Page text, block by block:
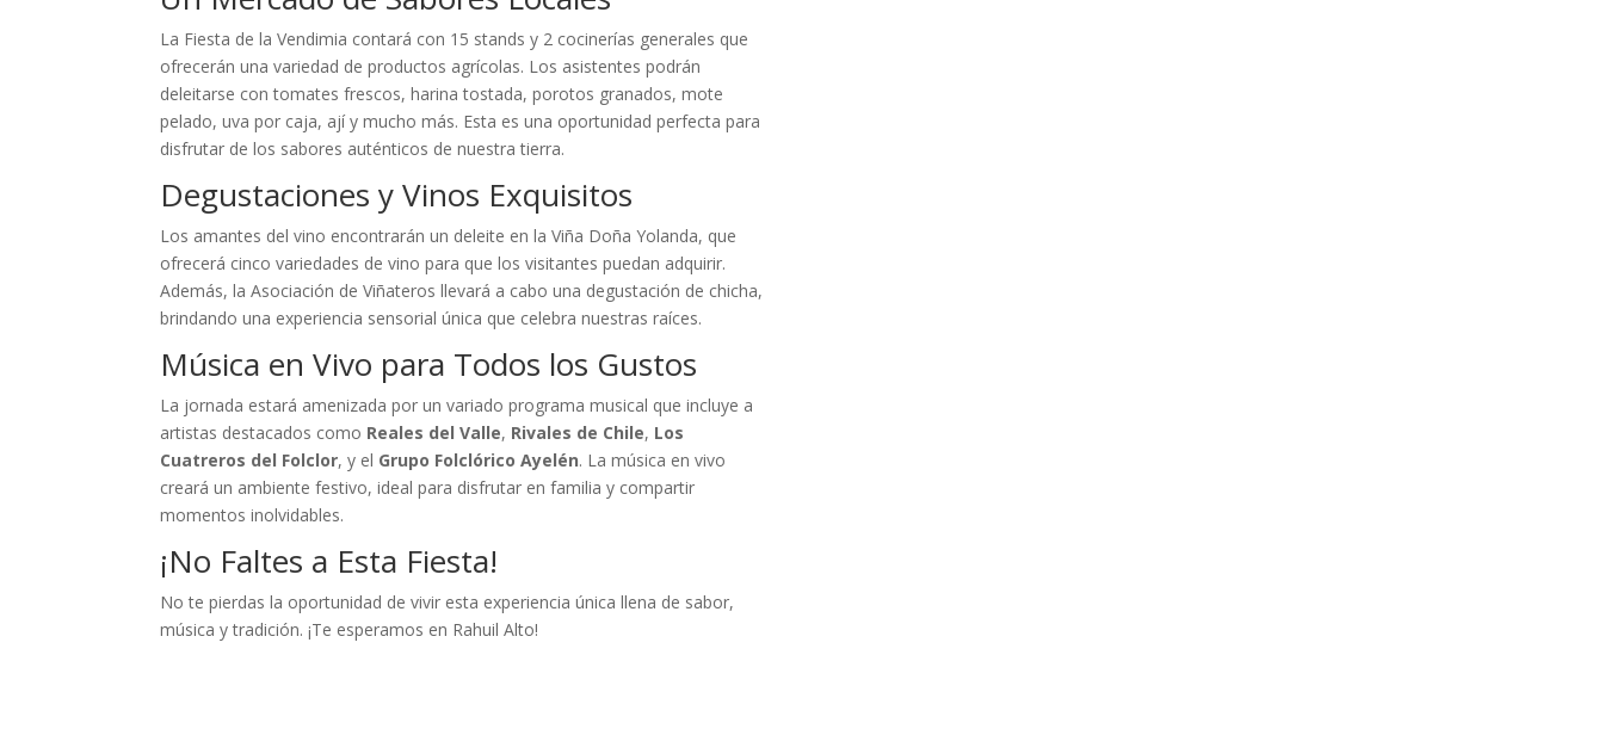
La Fiesta de la Vendimia contará con 15 stands y 2 cocinerías generales que
ofrecerán una variedad de productos agrícolas. Los asistentes podrán
deleitarse con tomates frescos, harina tostada, porotos granados, mote
pelado, uva por caja, ají y mucho más. Esta es una oportunidad perfecta para
disfrutar de los sabores auténticos de nuestra tierra.
Degustaciones y Vinos Exquisitos
Los amantes del vino encontrarán un deleite en la Viña Doña Yolanda, que
ofrecerá cinco variedades de vino para que los visitantes puedan adquirir.
Además, la Asociación de Viñateros llevará a cabo una degustación de chicha,
brindando una experiencia sensorial única que celebra nuestras raíces.
Música en Vivo para Todos los Gustos
La jornada estará amenizada por un variado programa musical que incluye a
artistas destacados como Reales del Valle, Rivales de Chile, Los
Cuatreros del Folclor, y el Grupo Folclórico Ayelén. La música en vivo
creará un ambiente festivo, ideal para disfrutar en familia y compartir
momentos inolvidables.
¡No Faltes a Esta Fiesta!
No te pierdas la oportunidad de vivir esta experiencia única llena de sabor,
música y tradición. ¡Te esperamos en Rahuil Alto!